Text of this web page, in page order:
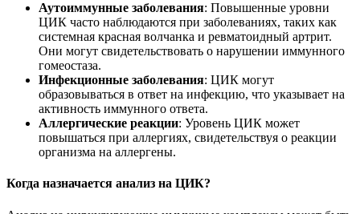
Аутоиммунные заболевания: Повышенные уровни
ЦИК часто наблюдаются при заболеваниях, таких как
системная красная волчанка и ревматоидный артрит.
Они могут свидетельствовать о нарушении иммунного
гомеостаза.
Инфекционные заболевания: ЦИК могут
образовываться в ответ на инфекцию, что указывает на
активность иммунного ответа.
Аллергические реакции: Уровень ЦИК может
повышаться при аллергиях, свидетельствуя о реакции
организма на аллергены.
Когда назначается анализ на ЦИК?